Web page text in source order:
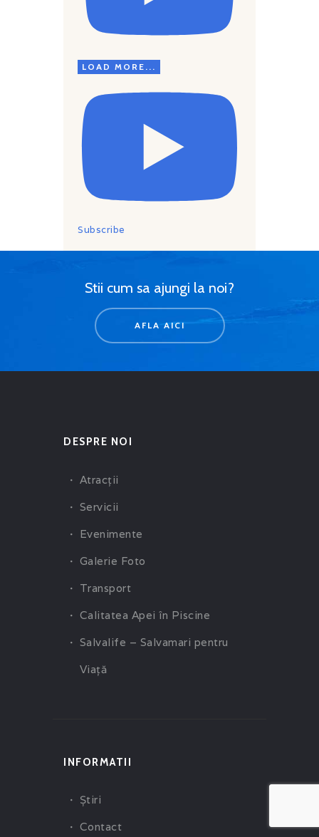
LOAD MORE...
Subscribe
Stii cum sa ajungi la noi?
AFLA AICI
DESPRE NOI
Atracţii
Servicii
Evenimente
Galerie Foto
Transport
Calitatea Apei în Piscine
Salvalife – Salvamari pentru
Viaţă
INFORMATII
Ştiri
Contact